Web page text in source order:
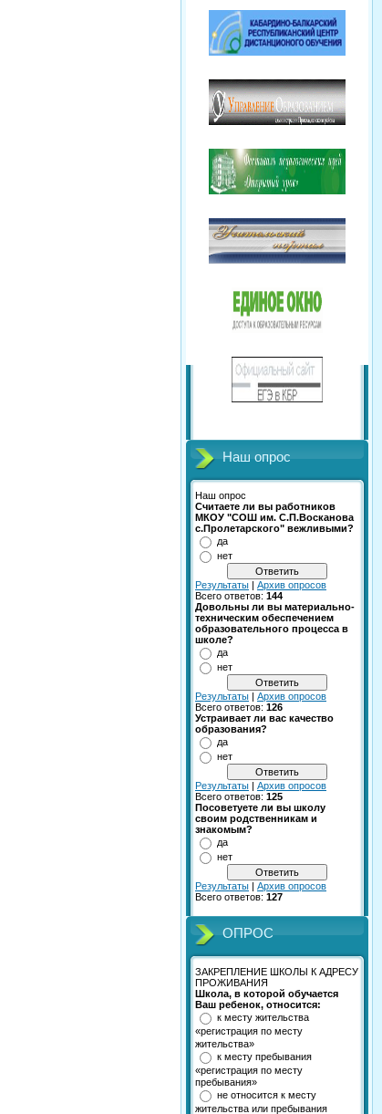
Наш опрос
Наш опрос
Считаете ли вы работников
МКОУ "СОШ им. С.П.Восканова
с.Пролетарского" вежливыми?
да
нет
Результаты
Архив опросов
Всего ответов: 144
Довольны ли вы материально-
техническим обеспечением
образовательного процесса в
школе?
да
нет
Результаты
Архив опросов
Всего ответов: 126
Устраивает ли вас качество
образования?
да
нет
Результаты
Архив опросов
Всего ответов: 125
Посоветуете ли вы школу
своим родственникам и
знакомым?
да
нет
Результаты
Архив опросов
Всего ответов: 127
ОПРОС
ЗАКРЕПЛЕНИЕ ШКОЛЫ К АДРЕСУ
ПРОЖИВАНИЯ
Школа, в которой обучается
Ваш ребенок, относится:
к месту жительства
«регистрация по месту
жительства»
к месту пребывания
«регистрация по месту
пребывания»
не относится к месту
жительства или пребывания